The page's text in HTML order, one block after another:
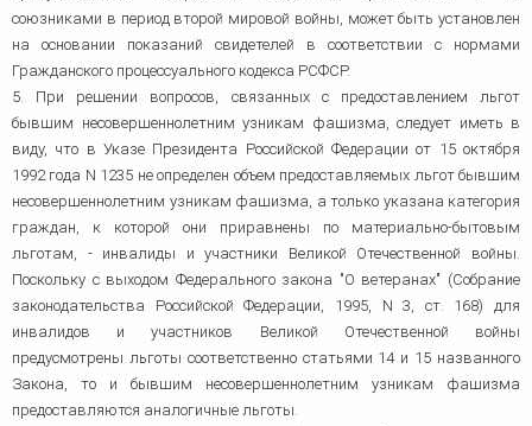
союзниками в период второй мировой войны, может быть установлен
на основании показаний свидетелей в соответствии с нормами
Гражданского процессуального кодекса РСФСР.
5. При решении вопросов, связанных с предоставлением льгот
бывшим несовершеннолетним узникам фашизма, следует иметь в
виду, что в Указе Президента Российской Федерации от 15 октября
1992 года N 1235 не определен объем предоставляемых льгот бывшим
несовершеннолетним узникам фашизма, а только указана категория
граждан, к которой они приравнены по материально-бытовым
льготам, - инвалиды и участники Великой Отечественной войны.
Поскольку с выходом Федерального закона "О ветеранах" (Собрание
законодательства Российской Федерации, 1995, N 3, ст. 168) для
инвалидов и участников Великой Отечественной войны
предусмотрены льготы соответственно статьями 14 и 15 названного
Закона, то и бывшим несовершеннолетним узникам фашизма
предоставляются аналогичные льготы.